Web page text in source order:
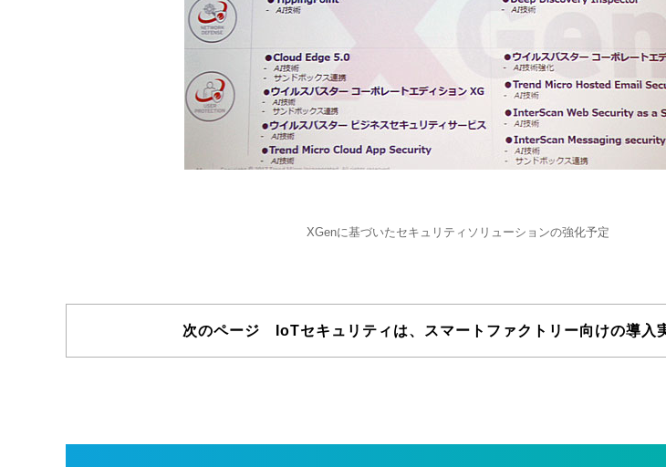
XGenに基づいたセキュリティソリューションの強化予定
次のページ IoTセキュリティは、スマートファクトリー向けの導入